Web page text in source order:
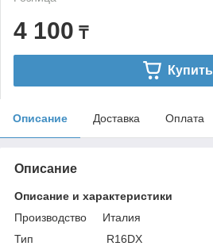
4 100 ₸
Купить
Описание Доставка Оплата
Описание
Описание и характеристики
Производство Италия
Тип R16DX